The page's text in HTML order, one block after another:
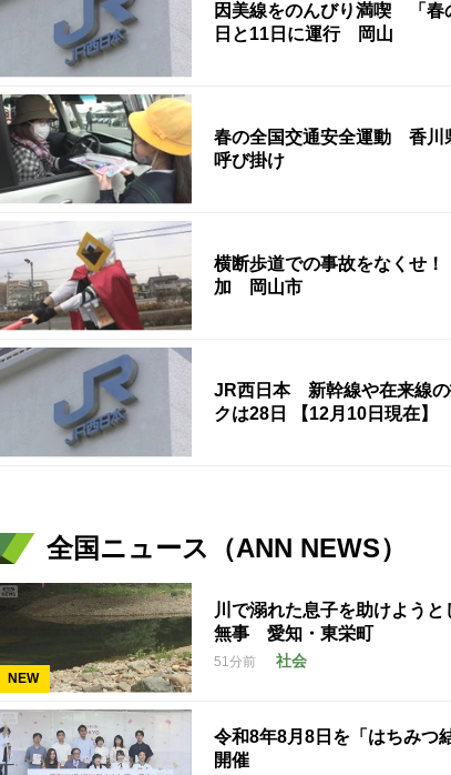
因美線をのんびり満喫 「
日と11日に運行 岡山
春の全国交通安全運動 香川
呼び掛け
横断歩道での事故をなくせ
加 岡山市
JR西日本 新幹線や在来線
クは28日 【12月10日現在】
全国ニュース（ANN NEWS）
NEW
川で溺れた息子を助けよう
無事 愛知・東栄町
51分前 社会
令和8年8月8日を「はちみつ
開催